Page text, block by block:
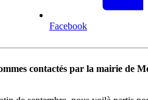
Facebook
contactés par la mairie